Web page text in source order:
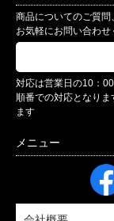
商品についてのご質問
お気軽にお問い合わせ
対応は営業日の10：
順番での対応となり
ます